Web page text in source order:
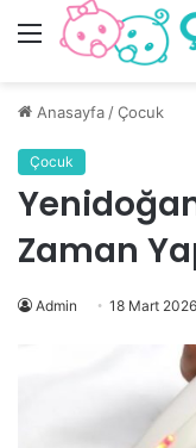
Menü
Anasayfa /Çocuk
Çocuk
Zaman
Admin 18 Mart 2026